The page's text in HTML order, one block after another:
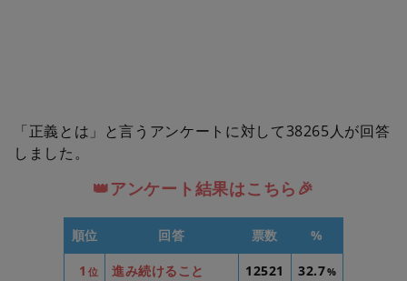
「正義とは」と言うアンケートに対して38265人が回答
しました。
👑アンケート結果はこちら🎉
順位 回答 票数 %
1 位 進み続けること 12521 32.7%